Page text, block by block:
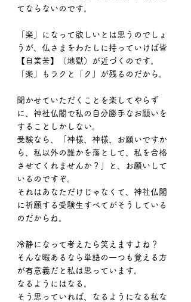
てならないのです。
「楽」になって欲しいとは思うのでしょ
うが、仏さまをわたしに持っていけば皆
【自業苦】（地獄）が近づくのです。
「楽」もラクと「ク」が残るのだから。
聞かせていただくことを楽してやらず
に、神社仏閣で私の自分勝手なお願いを
することしかしない。
受験なら、「神様、神様、お願いですか
ら、私以外の誰かを落として、私を合格
させてくれませんか？」と、お願いして
いるのですぞ。
それはあなただけじゃなくて、神社仏閣
に祈願する受験生すべてがそうしている
のだからね。
冷静になって考えたら笑えますよね？
そんな暇あるなら単語の一つも覚える方
が有意義だと私は思っています。
なるようにはなる。
そう思っていれば、なるようになる私な